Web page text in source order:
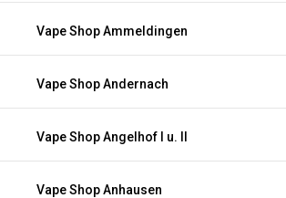
Vape Shop Ammeldingen
Vape Shop Andernach
Vape Shop Angelhof I u. II
Vape Shop Anhausen